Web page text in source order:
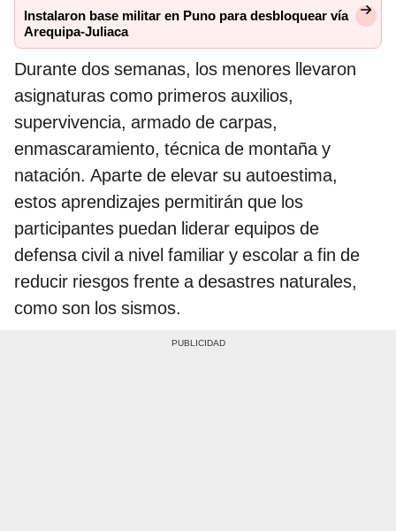
Instalaron base militar en Puno para desbloquear vía
Arequipa-Juliaca
Durante dos semanas, los menores llevaron
asignaturas como primeros auxilios,
supervivencia, armado de carpas,
enmascaramiento, técnica de montaña y
natación. Aparte de elevar su autoestima,
estos aprendizajes permitirán que los
participantes puedan liderar equipos de
defensa civil a nivel familiar y escolar a fin de
reducir riesgos frente a desastres naturales,
como son los sismos.